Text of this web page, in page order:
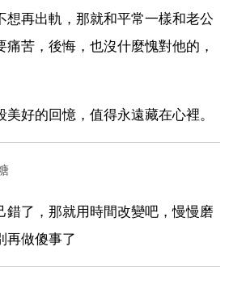
想再出軌，那就和平常一樣和老公
苦，後悔，也沒什麼愧對他的，
好的回憶，值得永遠藏在心裡。
錯了，那就用時間改變吧，慢慢磨
再做傻事了